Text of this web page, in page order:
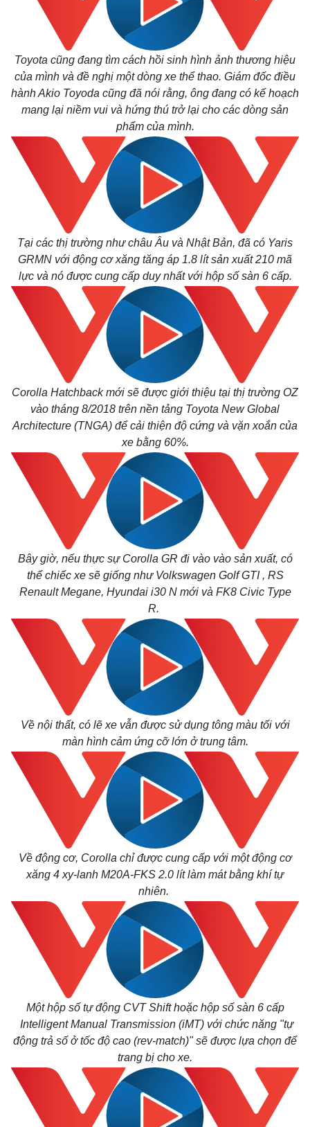
Infographic
Kinh tế
Bất động sản
Khởi nghiệp
Thị trường
Giá vàng
Tiêu dùng
Tỷ giá
Chứng khoán
Giá cà phê
Toyota cũng đang tìm cách hồi sinh hình ảnh thương hiệu
của mình và đề nghị một dòng xe thể thao. Giám đốc điều
hành Akio Toyoda cũng đã nói rằng, ông đang có kế hoạch
mang lại niềm vui và hứng thú trở lại cho các dòng sản
phẩm của mình.
Tại các thị trường như châu Âu và Nhật Bản, đã có Yaris
GRMN với động cơ xăng tăng áp 1.8 lít sản xuất 210 mã
lực và nó được cung cấp duy nhất với hộp số sàn 6 cấp.
Corolla Hatchback mới sẽ được giới thiệu tại thị trường OZ
vào tháng 8/2018 trên nền tảng Toyota New Global
Architecture (TNGA) để cải thiện độ cứng và vặn xoắn của
xe bằng 60%.
Bây giờ, nếu thực sự Corolla GR đi vàovào sản xuất, có
thể chiếc xe sẽ giống như Volkswagen Golf GTI , RS
Renault Megane, Hyundai i30 N mới và FK8 Civic Type
R.
Về nội thất, có lẽ xe vẫn được sử dụng tông màu tối với
màn hình cảm ứng cỡ lớn ở trung tâm.
Về động cơ, Corolla chỉ được cung cấp với một động cơ
xăng 4 xy-lanh M20A-FKS 2.0 lít làm mát bằng khí tự
nhiên.
Một hộp số tự động CVT Shift hoặc hộp số sàn 6 cấp
Intelligent Manual Transmission (iMT) với chức năng "tự
động trả số ở tốc độ cao (rev-match)" sẽ được lựa chọn để
trang bị cho xe.